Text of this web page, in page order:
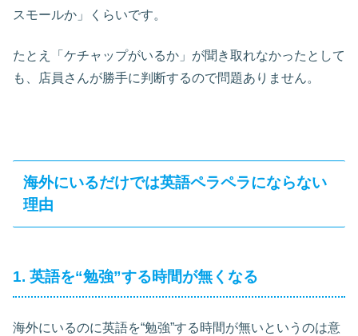
スモールか」くらいです。
たとえ「ケチャップがいるか」が聞き取れなかったとして
も、店員さんが勝手に判断するので問題ありません。
海外にいるだけでは英語ペラペラにならない
理由
1. 英語を“勉強”する時間が無くなる
海外にいるのに英語を“勉強”する時間が無いというのは意